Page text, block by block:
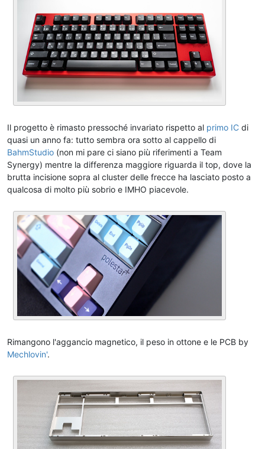
Il progetto è rimasto pressoché invariato rispetto al primo IC di
quasi un anno fa: tutto sembra ora sotto al cappello di
BahmStudio (non mi pare ci siano più riferimenti a Team
Synergy) mentre la differenza maggiore riguarda il top, dove la
brutta incisione sopra al cluster delle frecce ha lasciato posto a
qualcosa di molto più sobrio e IMHO piacevole.
Rimangono l'aggancio magnetico, il peso in ottone e le PCB by
Mechlovin'.